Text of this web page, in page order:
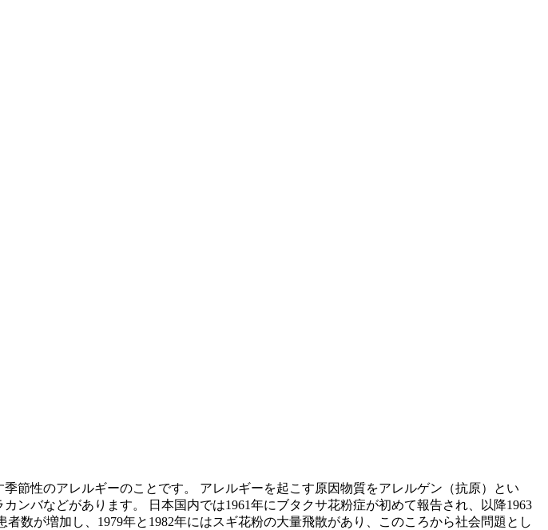
節性のアレルギーのことです。 アレルギーを起こす原因物質をアレルゲン（抗原）とい
ンバなどがあります。 日本国内では1961年にブタクサ花粉症が初めて報告され、以降1963
数が増加し、1979年と1982年にはスギ花粉の大量飛散があり、このころから社会問題とし